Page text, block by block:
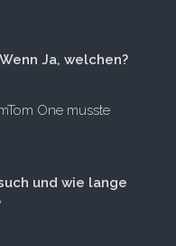
Ja, welchen?
One musste
und wie lange